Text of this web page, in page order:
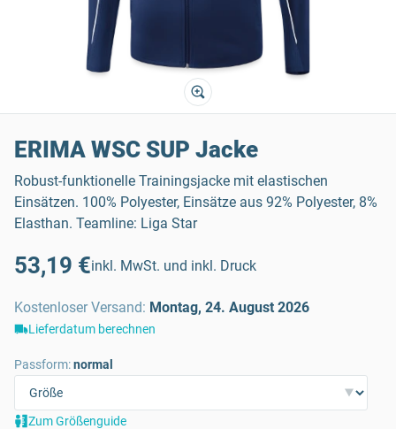
ERIMA WSC SUP Jacke
Robust-funktionelle Trainingsjacke mit elastischen
Einsätzen. 100% Polyester, Einsätze aus 92% Polyester, 8%
Elasthan. Teamline: Liga Star
53,19 €inkl. MwSt. und inkl. Druck
Kostenloser Versand: Montag, 24. August 2026
Lieferdatum berechnen
Passform:normal
Zum Größenguide